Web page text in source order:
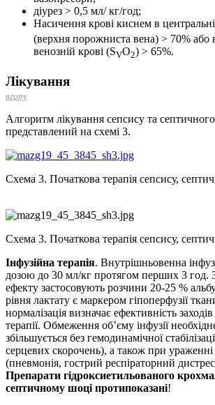
діурез > 0,5 мл/ кг/год;
Насичення крові киснем в
(верхня порожниста вена) > 70% або
венозній крові (SVO2) > 65%.
Лікування
вгору
Алгоритм лікування сепсису та
представлений на схемі 3.
Схема 3. Початкова терапія сепсису,
Схема 3. Початкова терапія сепсису,
Інфузійна терапія. Внутрішньовенна
дозою до 30 мл/кг протягом перших 3 год.
ефекту застосовують розчини 20-25 %
рівня лактату є маркером гіпоперфузії
нормалізація визначає ефективність
терапії. Обмеження об’єму інфузії
збільшується без гемодинамічної
серцевих скорочень), а також при ураженні
(пневмонія, гострий респіраторний
Препарати гідроксиетильованого
септичному шоці протипоказані!